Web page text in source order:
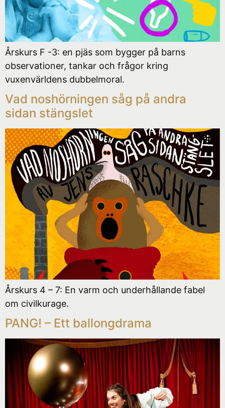
Årskurs F -3: en pjäs som bygger på barns
observationer, tankar och frågor kring
vuxenvärldens dubbelmoral.
Vad noshörningen såg på andra
sidan stängslet
Årskurs 4 – 7: En varm och underhållande fabel
om civilkurage.
PANG! ­– Ett ballongdrama